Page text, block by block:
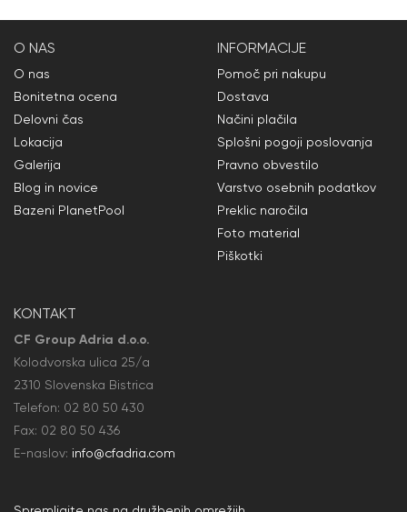
O NAS
O nas
Bonitetna ocena
Delovni čas
Lokacija
Galerija
Blog in novice
Bazeni PlanetPool
INFORMACIJE
Pomoč pri nakupu
Dostava
Načini plačila
Splošni pogoji poslovanja
Pravno obvestilo
Varstvo osebnih podatkov
Preklic naročila
Foto material
Piškotki
KONTAKT
CF Group Adria d.o.o.
Kolodvorska ulica 25/a
2310 Slovenska Bistrica
Telefon: 02 80 50 430
Fax: 02 80 50 436
E-naslov: info@cfadria.com